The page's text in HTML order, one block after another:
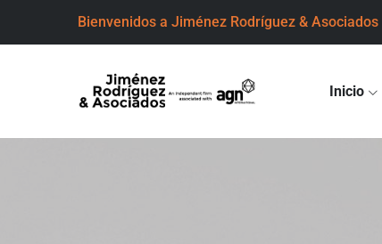
Bienvenidos a Jiménez Rodríguez & Asociados
Inicio